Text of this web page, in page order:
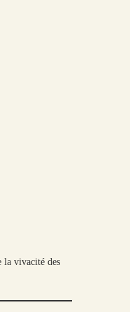
la vivacité des